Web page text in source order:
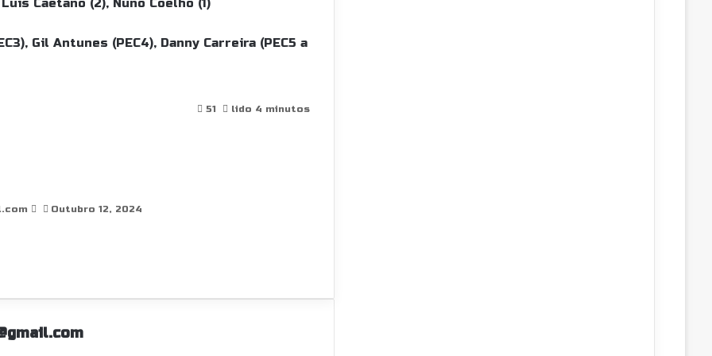
Caetano (2), Nuno Coelho (1)
Gil Antunes (PEC4), Danny Carreira (PEC5 a
Outubro 12, 2024
51 lido 4 minutos